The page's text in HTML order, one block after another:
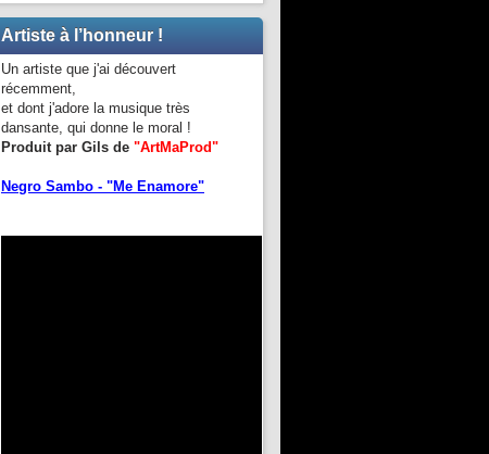
Artiste à l’honneur !
Un artiste que j'ai découvert
récemment,
et dont j'adore la musique très
dansante, qui donne le moral !
Produit par Gils de "ArtMaProd"
Negro Sambo - "Me Enamore"